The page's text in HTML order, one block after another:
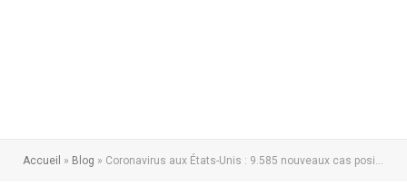
Accueil » Blog » Coronavirus aux États-Unis : 9.585 nouveaux cas positifs détectés dans l’État de Floride